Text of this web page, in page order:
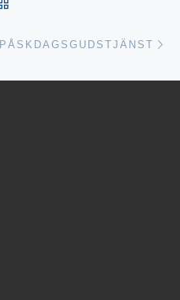
PÅSKDAGSGUDSTJÄNST